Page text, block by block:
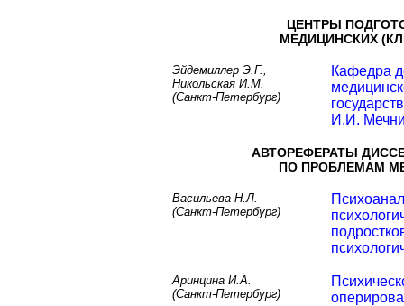
ЦЕНТРЫ
МЕДИЦИНСКИХ
Эйдемиллер Э.Г.,
Никольская И.М.
(Санкт-Петербург)
Кафедра
И.И.
АВТОРЕФЕРАТЫ
ПО ПРОБЛЕМАМ
Васильева Н.Л.
(Санкт-Петербург)
Аринцина И.А.
(Санкт-Петербург)